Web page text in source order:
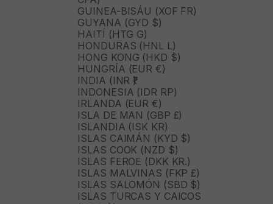
GUINEA-BISÁU (XOF FR)
GUYANA (GYD $)
HAITÍ (HTG G)
HONDURAS (HNL L)
HONG KONG (HKD $)
HUNGRÍA (EUR €)
INDIA (INR ₹)
INDONESIA (IDR RP)
IRLANDA (EUR €)
ISLA DE MAN (GBP £)
ISLANDIA (ISK KR)
ISLAS CAIMÁN (KYD $)
ISLAS COOK (NZD $)
ISLAS FEROE (DKK KR.)
ISLAS MALVINAS (FKP £)
ISLAS SALOMÓN (SBD $)
ISLAS TURCAS Y CAICOS